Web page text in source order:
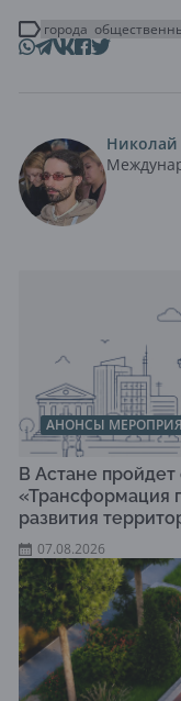
города
Николай
АНОНСЫ
В Астане
«Трансформация
развития
07.08.2026